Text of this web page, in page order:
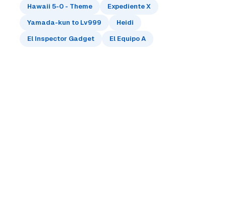
Hawaii 5-0 - Theme
Expediente X
Yamada-kun to Lv999
Heidi
El Inspector Gadget
El Equipo A